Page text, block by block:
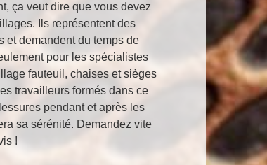
ça veut dire que vous devez
Ils représentent des
et demandent du temps de
pour les spécialistes
fauteuil, chaises et sièges
travailleurs formés dans ce
pendant et après les
sa sérénité. Demandez vite
!
toujours
vous
sièges